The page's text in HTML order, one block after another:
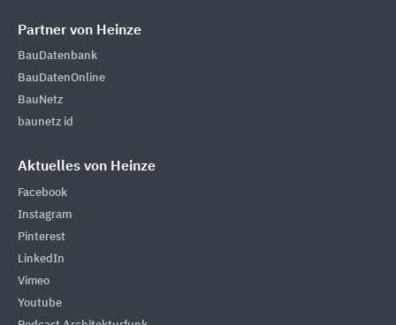
Partner von Heinze
BauDatenbank
BauDatenOnline
BauNetz
baunetz id
Aktuelles von Heinze
Facebook
Instagram
Pinterest
LinkedIn
Vimeo
Youtube